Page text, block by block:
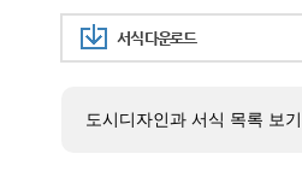
서식 다운로드
도시디자인과 서식 목록 보기